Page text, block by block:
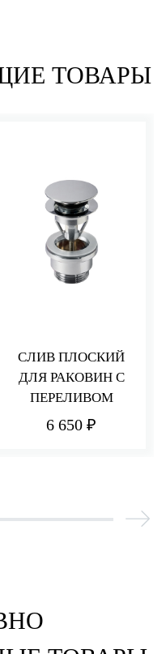
ТОВАРЫ
СЛИВ ПЛОСКИЙ
ДЛЯ РАКОВИН С
ПЕРЕЛИВОМ
6 650 ₽